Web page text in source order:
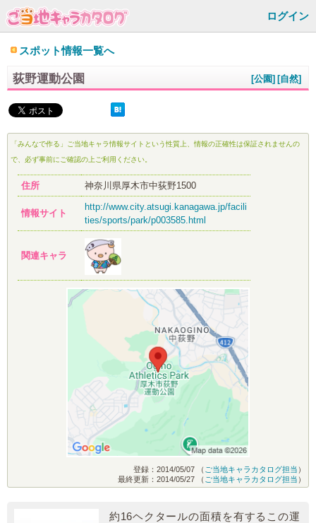
ログイン
スポット情報一覧へ
荻野運動公園 [自然]
[公園]
「みんなで作る」ご当地キャラ情報サイトという性質上、情報の正確性は保証されませんの
で、必ず事前にご確認の上ご利用ください。
住所 神奈川県厚木市中荻野1500
情報サイト
http://www.city.atsugi.kanagawa.jp/facili
ties/sports/park/p003585.html
関連キャラ
登録：2014/05/07 （ ご当地キャラカタログ担当 ）
最終更新：2014/05/27 （ ご当地キャラカタログ担当 ）
約16ヘクタールの面積を有するこの運